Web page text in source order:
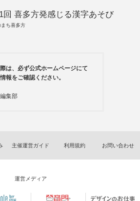
回 喜多方発感じる漢字あそび
まち喜多方
は、必ず公式ホームページにて
報をご確認ください。
集部
主催運営ガイド 利用規約 お問い合わせ
運営メディア